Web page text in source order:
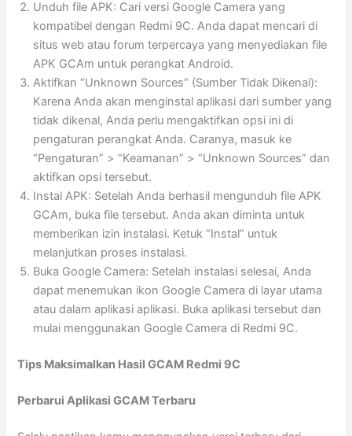
Unduh file APK: Cari versi Google Camera yang
kompatibel dengan Redmi 9C. Anda dapat mencari di
situs web atau forum terpercaya yang menyediakan file
APK GCAm untuk perangkat Android.
Aktifkan “Unknown Sources” (Sumber Tidak Dikenal):
Karena Anda akan menginstal aplikasi dari sumber yang
tidak dikenal, Anda perlu mengaktifkan opsi ini di
pengaturan perangkat Anda. Caranya, masuk ke
“Pengaturan” > “Keamanan” > “Unknown Sources” dan
aktifkan opsi tersebut.
Instal APK: Setelah Anda berhasil mengunduh file APK
GCAm, buka file tersebut. Anda akan diminta untuk
memberikan izin instalasi. Ketuk “Instal” untuk
melanjutkan proses instalasi.
Buka Google Camera: Setelah instalasi selesai, Anda
dapat menemukan ikon Google Camera di layar utama
atau dalam aplikasi aplikasi. Buka aplikasi tersebut dan
mulai menggunakan Google Camera di Redmi 9C.
Tips Maksimalkan Hasil GCAM Redmi 9C
Perbarui Aplikasi GCAM Terbaru